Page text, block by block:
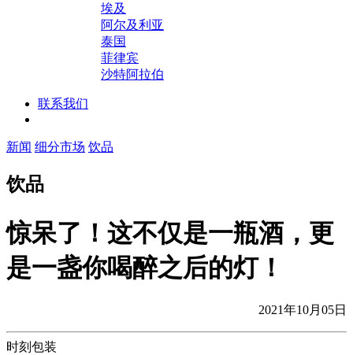
埃及
阿尔及利亚
泰国
菲律宾
沙特阿拉伯
联系我们
新闻 细分市场 饮品
饮品
惊呆了！这不仅是一瓶酒，更
是一盏你喝醉之后的灯！
2021年10月05日
时刻包装